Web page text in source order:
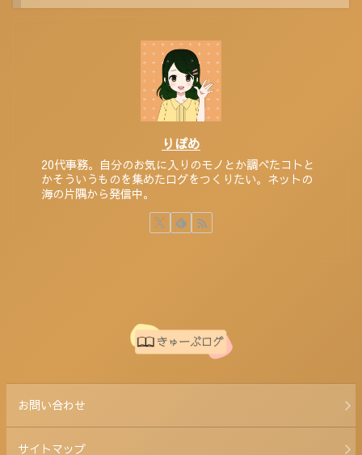
りぽめ
20代事務。自分のお気に入りのモノとか調べたコトと
かそういうものを集めたログをつくりたい。ネットの
海の片隅から発信中。
お問い合わせ
サイトマップ